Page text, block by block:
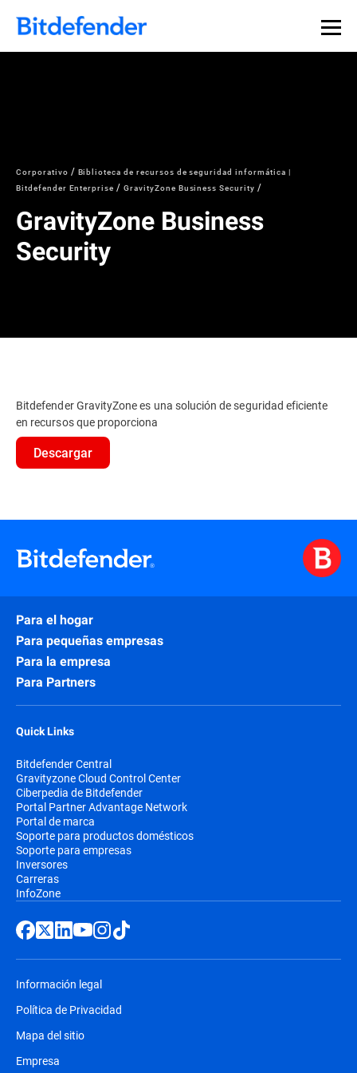
Corporativo
Biblioteca de recursos de seguridad informática |
Bitdefender Enterprise
GravityZone Business Security
GravityZone Business
Security
Bitdefender GravityZone es una solución de seguridad eficiente
en recursos que proporciona
Descargar
Para el hogar
Para pequeñas empresas
Para la empresa
Para Partners
Quick Links
Bitdefender Central
Gravityzone Cloud Control Center
Ciberpedia de Bitdefender
Portal Partner Advantage Network
Portal de marca
Soporte para productos domésticos
Soporte para empresas
Inversores
Carreras
InfoZone
Información legal
Política de Privacidad
Mapa del sitio
Empresa